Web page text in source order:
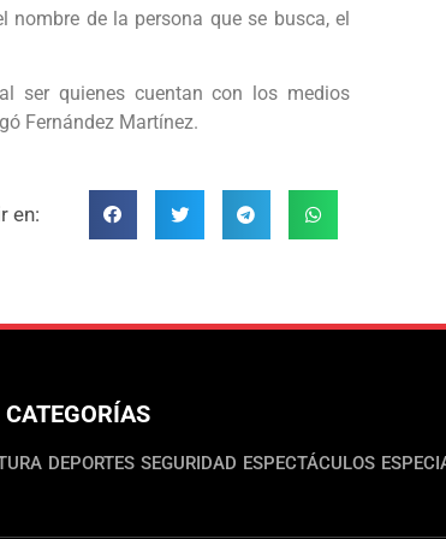
nombre de la persona que se busca, el
ser quienes cuentan con los medios
Fernández Martínez.
en:
CATEGORÍAS
DEPORTES SEGURIDAD ESPECTÁCULOS